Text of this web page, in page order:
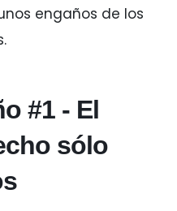
engaños de los
#1 - El
sólo